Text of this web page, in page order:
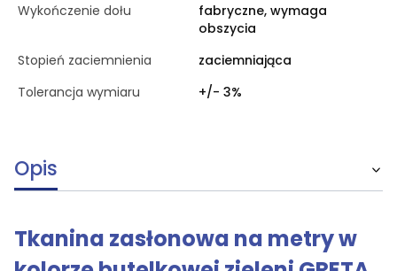
Wykończenie dołu
fabryczne, wymaga
obszycia
Stopień zaciemnienia
zaciemniająca
Tolerancja wymiaru
+/- 3%
Opis
Tkanina zasłonowa na metry w